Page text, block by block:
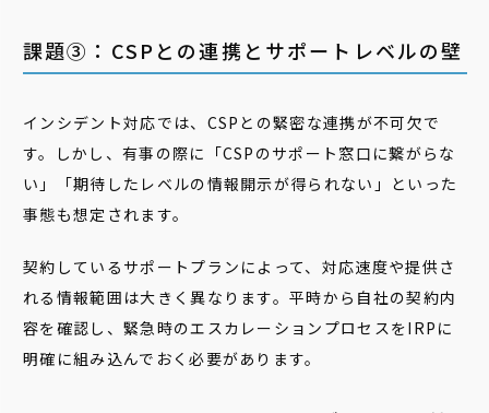
課題③：CSPとの連携とサポートレベルの壁
インシデント対応では、CSPとの緊密な連携が不可欠で
す。しかし、有事の際に「CSPのサポート窓口に繋がらな
い」「期待したレベルの情報開示が得られない」といった
事態も想定されます。
契約しているサポートプランによって、対応速度や提供さ
れる情報範囲は大きく異なります。平時から自社の契約内
容を確認し、緊急時のエスカレーションプロセスをIRPに
明確に組み込んでおく必要があります。